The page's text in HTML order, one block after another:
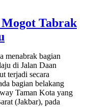
Tabrak
menabrak bagian
di Jalan Daan
terjadi secara
bagian belakang
Taman Kota yang
(Jakbar), pada